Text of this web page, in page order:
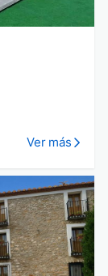
Ver más